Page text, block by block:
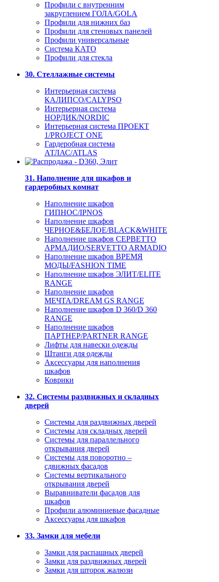
Профили с внутренним
закруглением ГОЛА/GOLA
Профили для нижних баз
Профили для стеновых панелей
Профили универсальные
Система КАТО
Профили для стекла
30. Стеллажные системы
Интерьерная система
КАЛИПСО/CALYPSO
Интерьерная система
НОРДИК/NORDIC
Интерьерная система ПРОЕКТ
1/PROJECT ONE
Гардеробная система
АТЛАС/ATLAS
31. Наполнение для шкафов и
гардеробных комнат
Наполнение шкафов
ГИПНОС/IPNOS
Наполнение шкафов
ЧЕРНОЕ&БЕЛОЕ/BLACK&WHITE
Наполнение шкафов СЕРВЕТТО
АРМАДИО/SERVETTO ARMADIO
Наполнение шкафов ВРЕМЯ
МОДЫ/FASHION TIME
Наполнение шкафов ЭЛИТ/ELITE
RANGE
Наполнение шкафов
МЕЧТА/DREAM GS RANGE
Наполнение шкафов D 360/D 360
RANGE
Наполнение шкафов
ПАРТНЕР/PARTNER RANGE
Лифты для навески одежды
Штанги для одежды
Аксессуары для наполнения
шкафов
Коврики
32. Системы раздвижных и складных
дверей
Системы для раздвижных дверей
Системы для складных дверей
Системы для параллельного
открывания дверей
Системы для поворотно –
сдвижных фасадов
Системы вертикального
открывания дверей
Выравниватели фасадов для
шкафов
Профили алюминиевые фасадные
Аксессуары для шкафов
33. Замки для мебели
Замки для распашных дверей
Замки для раздвижных дверей
Замки для шторок жалюзи